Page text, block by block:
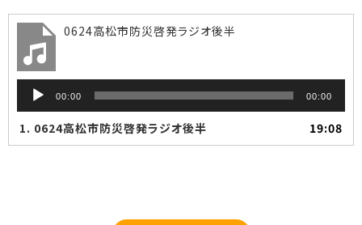
ヤ
0624高松市防災啓発ラジオ後半
プ
レ
00:00 00:00
1. 0624高松市防災啓発ラジオ後半 19:08